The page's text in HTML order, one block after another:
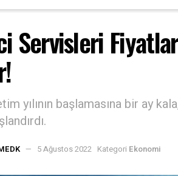
Servisleri
yılının başlamasına bir ay
5 Ağustos 2022 Kategori Ekonomi